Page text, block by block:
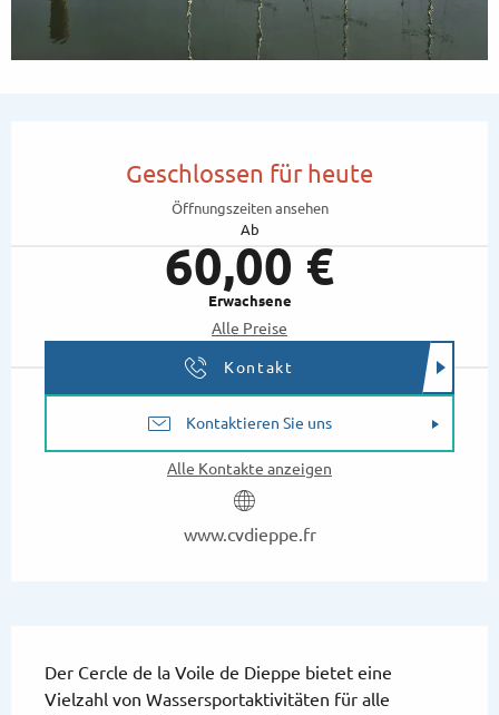
Geschlossen für heute
Öffnungszeiten ansehen
Ab
60,00 €
Erwachsene
Alle Preise
Kontakt
Kontaktieren Sie uns
Alle Kontakte anzeigen
www.cvdieppe.fr
Der Cercle de la Voile de Dieppe bietet eine
Vielzahl von Wassersportaktivitäten für alle